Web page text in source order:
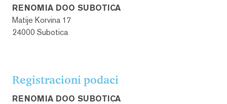
RENOMIA DOO SUBOTICA
Matije Korvina 17
24000 Subotica
Registracioni podaci
RENOMIA DOO SUBOTICA